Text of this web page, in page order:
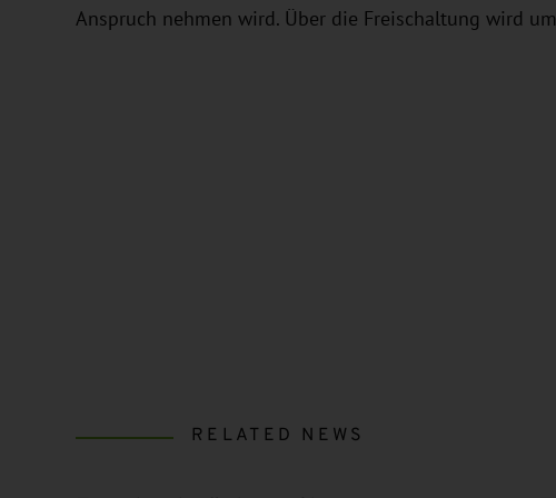
Anspruch nehmen wird. Über die Freischaltung wird
RELATED NEWS